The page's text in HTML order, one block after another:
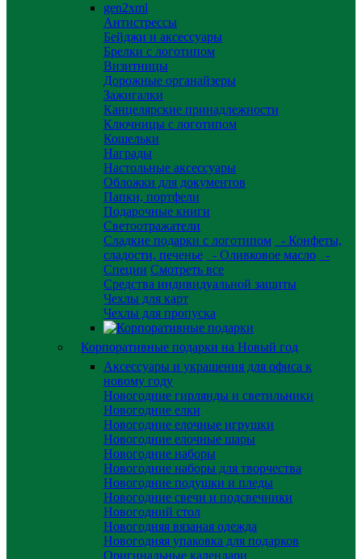
gen2xml
Антистрессы
Бейджи и аксессуары
Брелки с логотипом
Визитницы
Дорожные органайзеры
Зажигалки
Канцелярские принадлежности
Ключницы с логотипом
Кошельки
Награды
Настольные аксессуары
Обложки для документов
Папки, портфели
Подарочные книги
Светоотражатели
Сладкие подарки с логотипом
- Конфеты,
сладости, печенье
- Оливковое масло
-
Специи Смотреть все
Средства индивидуальной защиты
Чехлы для карт
Чехлы для пропуска
Корпоративные подарки на Новый год
Аксессуары и украшения для офиса к
новому году
Новогодние гирлянды и светильники
Новогодние елки
Новогодние елочные игрушки
Новогодние елочные шары
Новогодние наборы
Новогодние наборы для творчества
Новогодние подушки и пледы
Новогодние свечи и подсвечники
Новогодний стол
Новогодняя вязаная одежда
Новогодняя упаковка для подарков
Оригинальные календари